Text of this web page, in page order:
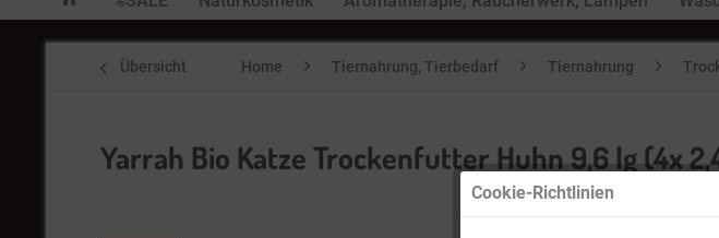
Übersicht Home Tiernahrung, Tierbedarf Tiernahrung
Yarrah Bio Katze Trockenfutter Huhn 9,6 lg (4x
Cookie-Richtlinien